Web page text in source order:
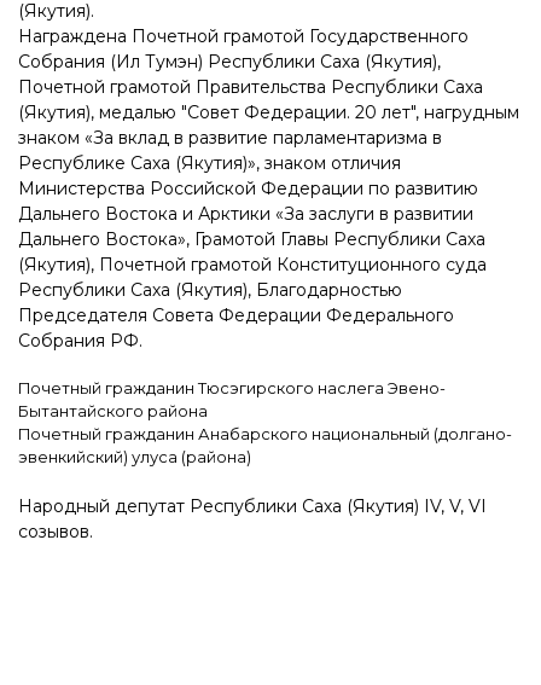
(Якутия).
Награждена Почетной грамотой Государственного
Собрания (Ил Тумэн) Республики Саха (Якутия),
Почетной грамотой Правительства Республики Саха
(Якутия), медалью "Совет Федерации. 20 лет", нагрудным
знаком «За вклад в развитие парламентаризма в
Республике Саха (Якутия)», знаком отличия
Министерства Российской Федерации по развитию
Дальнего Востока и Арктики «За заслуги в развитии
Дальнего Востока», Грамотой Главы Республики Саха
(Якутия), Почетной грамотой Конституционного суда
Республики Саха (Якутия), Благодарностью
Председателя Совета Федерации Федерального
Собрания РФ.
Почетный гражданин Тюсэгирского наслега Эвено-
Бытантайского района
Почетный гражданин Анабарского национальный (долгано-
эвенкийский) улуса (района)
Народный депутат Республики Саха (Якутия) IV, V, VI
созывов.